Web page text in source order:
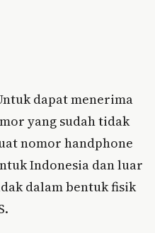
dapat menerima
yang sudah tidak
nomor handphone
Indonesia dan luar
dalam bentuk fisik